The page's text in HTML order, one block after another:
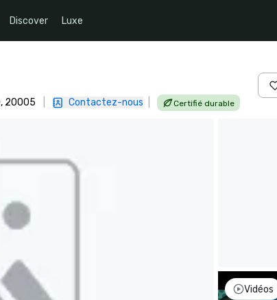
Discover Luxe
20005 Contactez-nous Certifié durable
Vidéos